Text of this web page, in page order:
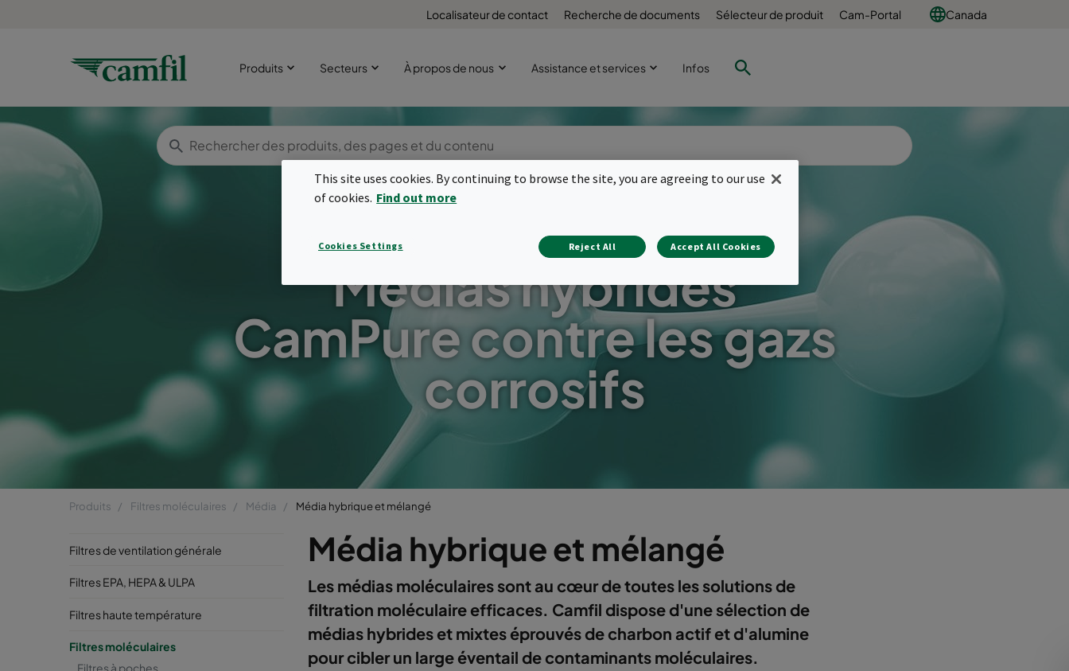
Localisateur de contact Recherche de documents Sélecteur de produit Cam-Portal Canada
Produits Secteurs À propos de nous Assistance et services Infos
Médias hybrides
CamPure contre les gazs
corrosifs
Produits Filtres moléculaires Média Média hybrique et mélangé
Filtres de ventilation générale
Filtres EPA, HEPA & ULPA
Filtres haute température
Filtres moléculaires
Filtres à poches
Média hybrique et mélangé
Les médias moléculaires sont au cœur de toutes les solutions de
filtration moléculaire efficaces. Camfil dispose d'une sélection de
médias hybrides et mixtes éprouvés de charbon actif et d'alumine
pour cibler un large éventail de contaminants moléculaires.
This site uses cookies. By continuing to browse the site, you are agreeing to our use
of cookies. Find out more
Cookies Settings Reject All Accept All Cookies